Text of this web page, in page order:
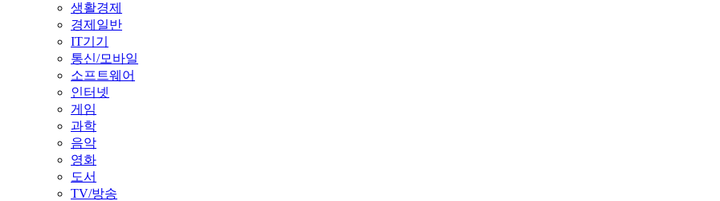
생활경제
경제일반
IT기기
통신/모바일
소프트웨어
인터넷
게임
과학
음악
영화
도서
TV/방송